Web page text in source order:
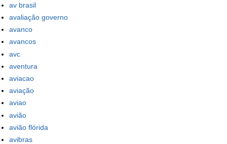
av brasil
avaliação governo
avanco
avancos
avc
aventura
aviacao
aviação
aviao
avião
avião flórida
avibras